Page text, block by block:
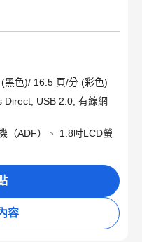
黑色)/ 16.5 頁/分 (彩色)
Direct, USB 2.0, 有線網
（ADF）、 1.8吋LCD螢
容